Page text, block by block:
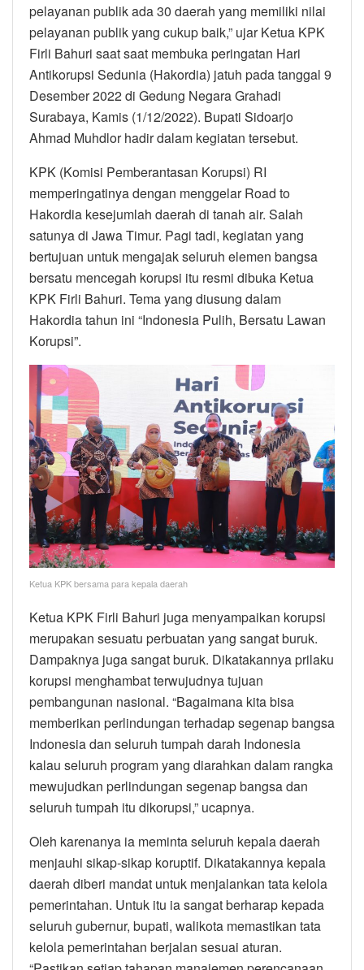
pelayanan publik ada 30 daerah yang memiliki nilai
pelayanan publik yang cukup baik,” ujar Ketua KPK
Firli Bahuri saat saat membuka peringatan Hari
Antikorupsi Sedunia (Hakordia) jatuh pada tanggal 9
Desember 2022 di Gedung Negara Grahadi
Surabaya, Kamis (1/12/2022). Bupati Sidoarjo
Ahmad Muhdlor hadir dalam kegiatan tersebut.
KPK (Komisi Pemberantasan Korupsi) RI
memperingatinya dengan menggelar Road to
Hakordia kesejumlah daerah di tanah air. Salah
satunya di Jawa Timur. Pagi tadi, kegiatan yang
bertujuan untuk mengajak seluruh elemen bangsa
bersatu mencegah korupsi itu resmi dibuka Ketua
KPK Firli Bahuri. Tema yang diusung dalam
Hakordia tahun ini “Indonesia Pulih, Bersatu Lawan
Korupsi”.
Ketua KPK bersama para kepala daerah
Ketua KPK Firli Bahuri juga menyampaikan korupsi
merupakan sesuatu perbuatan yang sangat buruk.
Dampaknya juga sangat buruk. Dikatakannya prilaku
korupsi menghambat terwujudnya tujuan
pembangunan nasional. “Bagaimana kita bisa
memberikan perlindungan terhadap segenap bangsa
Indonesia dan seluruh tumpah darah Indonesia
kalau seluruh program yang diarahkan dalam rangka
mewujudkan perlindungan segenap bangsa dan
seluruh tumpah itu dikorupsi,” ucapnya.
Oleh karenanya ia meminta seluruh kepala daerah
menjauhi sikap-sikap koruptif. Dikatakannya kepala
daerah diberi mandat untuk menjalankan tata kelola
pemerintahan. Untuk itu ia sangat berharap kepada
seluruh gubernur, bupati, walikota memastikan tata
kelola pemerintahan berjalan sesuai aturan.